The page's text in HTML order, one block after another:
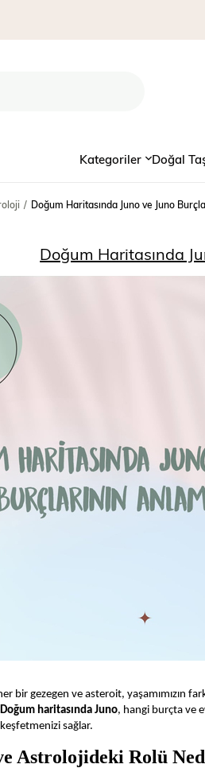
Kategoriler Doğal
Doğum Haritasında Juno ve Juno
Doğum Haritasında
bir gezegen ve asteroit, yaşamımızın
Doğum haritasında Juno, hangi burçta ve
sağlar.
Astrolojideki Rolü